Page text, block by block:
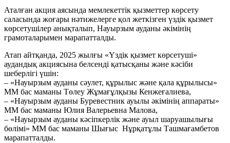
Аталған акция аясында мемлекеттік қызметтер көрсету
саласында жоғары нәтижелерге қол жеткізген үздік қызмет
көрсетушілер анықталып, Науырзым ауданы әкімінің
грамоталарымен марапатталды.
Атап айтқанда, 2025 жылғы «Үздік қызмет көрсетуші»
аудандық акциясына белсенді қатысқаны және кәсіби
шеберлігі үшін:
– «Науырзым ауданы сәулет, құрылыс және қала құрылысы»
ММ бас маманы Төлеу Жұмағұлқызы Кенжеғалиева,
– «Науырзым ауданы Буревестник ауылы әкімінің аппараты»
ММ бас маманы Юлия Валерьевна Малова,
– «Науырзым ауданы кәсіпкерлік және ауыл шаруашылығы
бөлімі» ММ бас маманы Шығыс Нұрқатұлы Ташмағамбетов
марапатталды.